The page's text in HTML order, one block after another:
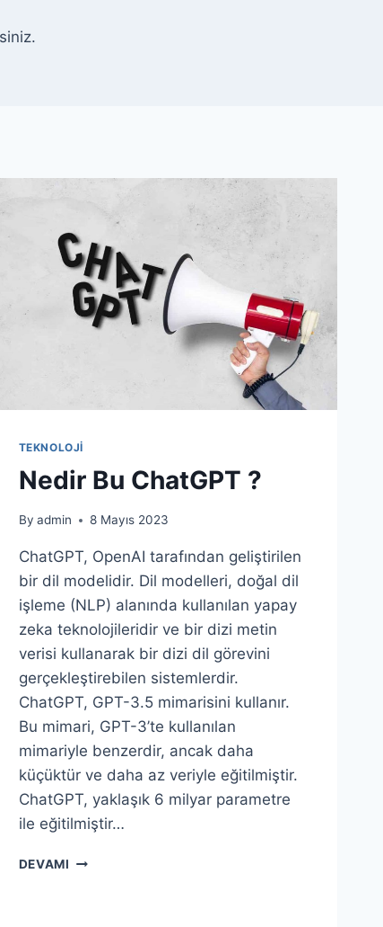
TEKNOLOJI
Nedir Bu ChatGPT ?
By admin 8 Mayıs 2023
ChatGPT, OpenAI tarafından geliştirilen
bir dil modelidir. Dil modelleri, doğal dil
işleme (NLP) alanında kullanılan yapay
zeka teknolojileridir ve bir dizi metin
verisi kullanarak bir dizi dil görevini
gerçekleştirebilen sistemlerdir.
ChatGPT, GPT-3.5 mimarisini kullanır.
Bu mimari, GPT-3’te kullanılan
mimariyle benzerdir, ancak daha
küçüktür ve daha az veriyle eğitilmiştir.
ChatGPT, yaklaşık 6 milyar parametre
ile eğitilmiştir…
DEVAMI NEDIR